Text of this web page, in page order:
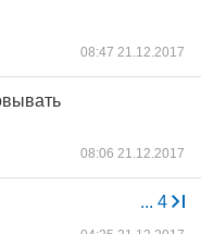
08:47 21.12.2017
08:06 21.12.2017
... 4